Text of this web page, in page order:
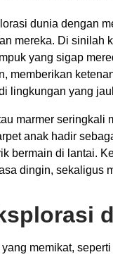
dunia dengan
mereka. Di sinilah
yang sigap
memberikan
lingkungan yang
marmer
anak hadir
bermain di lantai.
dingin, sekaligus
memikat,